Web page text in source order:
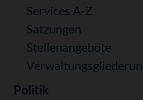
Services A-Z
Satzungen
Stellenangebote
Politik